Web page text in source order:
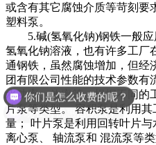
或含有其它腐蚀介质等苛刻要
塑料泵。
5.碱(氢氧化钠)钢铁一般应
氢氧化钠溶液，也有许多工厂
通钢铁，虽然腐蚀增加，但经
团有限公司性能的技术参数有
水功率、效率等；根据不同的
片泵等类型。 容积泵是利用
量； 叶片泵是利用回转叶片
离心泵、 轴流泵和 混流泵等
你们是怎么收费的呢？
现在有优惠活动么？